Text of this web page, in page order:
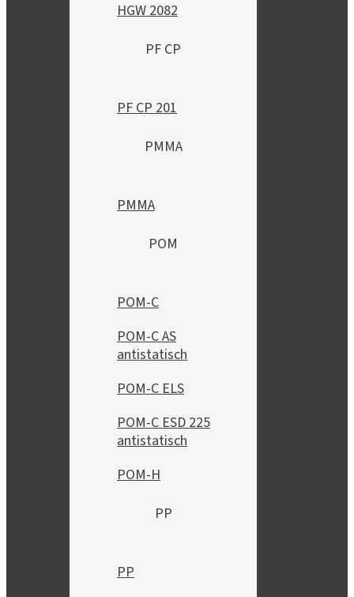
HGW 2082
PF CP
PF CP 201
PMMA
PMMA
POM
POM-C
POM-C AS
antistatisch
POM-C ELS
POM-C ESD 225
antistatisch
POM-H
PP
PP